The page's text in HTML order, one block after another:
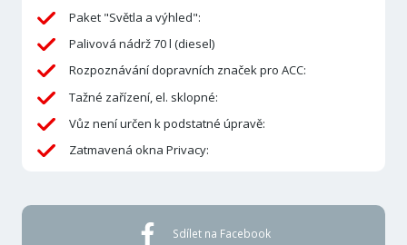
Paket "Světla a výhled":
Palivová nádrž 70 l (diesel)
Rozpoznávání dopravních značek pro ACC:
Tažné zařízení, el. sklopné:
Vůz není určen k podstatné úpravě:
Zatmavená okna Privacy:
Sdílet na Facebook